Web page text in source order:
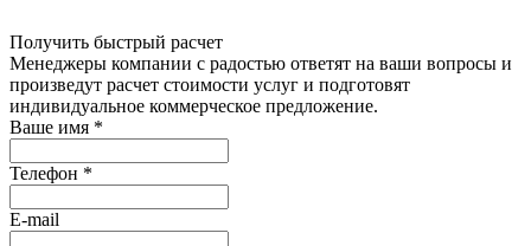
Получить быстрый расчет
Менеджеры компании с радостью ответят на ваши вопросы и
произведут расчет стоимости услуг и подготовят
индивидуальное коммерческое предложение.
Ваше имя *
Телефон *
E-mail